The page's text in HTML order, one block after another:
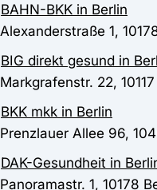
BAHN-BKK in Berlin
Alexanderstraße 1,
BIG direkt gesund in
Markgrafenstr. 22,
BKK mkk in Berlin
Prenzlauer Allee 96,
DAK-Gesundheit in
Panoramastr. 1, 10178